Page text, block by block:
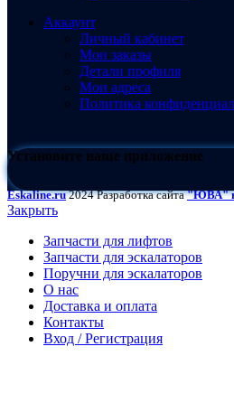
Аккаунт
Личный кабинет
Мои заказы
Детали профиля
Мои адреса
Политика
Установите наше приложение
Eskaline.ru 2024 Разработка сайта"ЮВА"
Закрыть
Запчасти для лифтов
Запчасти для эскалаторов
Поручни для эскалаторов
О нас
Доставка и оплата
Контакты
Вход / Регистрация